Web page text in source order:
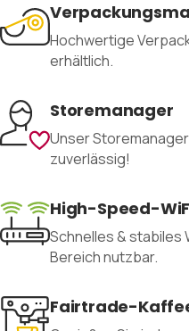
Hochwertige
erhältlich.
Storemanager
Unser
zuverlässig!
High-Speed-
Schnelles & stabiles
Bereich nutzbar.
Fairtrade-